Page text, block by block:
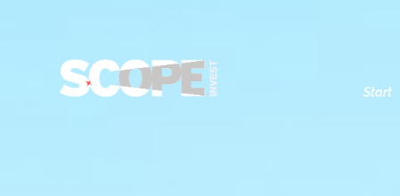
Start